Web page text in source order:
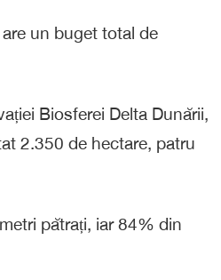
un buget total de
Biosferei Delta Dunării,
2.350 de hectare, patru
pătrați, iar 84% din